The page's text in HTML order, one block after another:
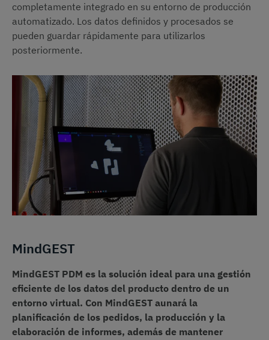
completamente integrado en su entorno de producción
automatizado. Los datos definidos y procesados se
pueden guardar rápidamente para utilizarlos
posteriormente.
MindGEST
MindGEST PDM es la solución ideal para una gestión
eficiente de los datos del producto dentro de un
entorno virtual. Con MindGEST aunará la
planificación de los pedidos, la producción y la
elaboración de informes, además de mantener